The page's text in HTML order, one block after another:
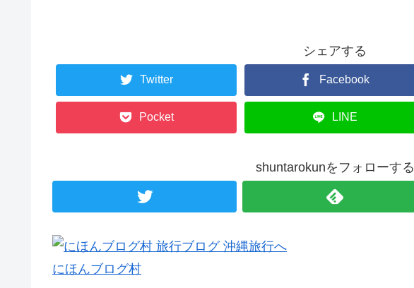
シェアする
Twitter Facebook
Pocket LINE
shuntarokunをフォローする
にほんブログ村